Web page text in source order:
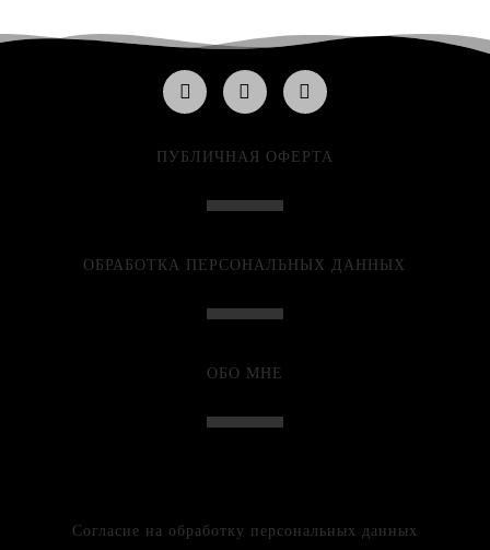
ПУБЛИЧНАЯ ОФЕРТА
ОБРАБОТКА ПЕРСОНАЛЬНЫХ ДАННЫХ
ОБО МНЕ
Согласие на обработку персональных данных